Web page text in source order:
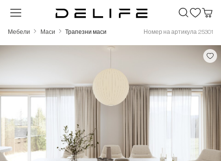
Преминете към основното съдържание
Мебели Маси Трапезни маси Номер на артикула 25301
Пропуснете галерия с изображения